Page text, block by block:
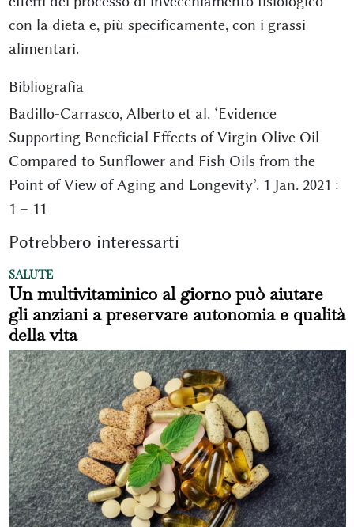
con la dieta e, più specificamente, con i grassi
alimentari.
Bibliografia
Badillo-Carrasco, Alberto et al. ‘Evidence
Supporting Beneficial Effects of Virgin Olive Oil
Compared to Sunflower and Fish Oils from the
Point of View of Aging and Longevity’. 1 Jan. 2021 :
1 – 11
Potrebbero interessarti
SALUTE
Un multivitaminico al giorno può aiutare
gli anziani a preservare autonomia e qualità
della vita